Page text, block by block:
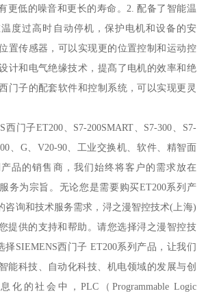
更低的噪音和更长的寿命。2. 配备了智能温
度过高时自动停机，保护电机和设备的安
置传感器，可以实现更的位置控制和运动控
计和电气绝缘技术，提髙了电机的效率和绝
门子的配套软件和控制系统，可以实现更灵
ET200、S7-200SMART、S7-300、S7-
、G、V20-90、工业交换机、软件、精智面
品的销售商，我们始终将客户的需求放在
务为宗旨。无论您是需要购买ET200系列产
咨询和技术服务需求，浔之漫智控技术(上海)
提供的支持和帮助。请您选择浔之漫智控技
SIEMENS西门子 ET200系列产品，让我们
能科技、自动化科技、机电领域的发展与创
化的社会中，PLC（Programmable Logic